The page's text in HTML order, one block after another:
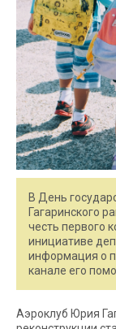
В День
Гагаринского
честь первого
инициативе
информация о
канале его
Аэроклуб Юрия